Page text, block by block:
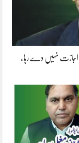
اجازت نہیں دے رہا،